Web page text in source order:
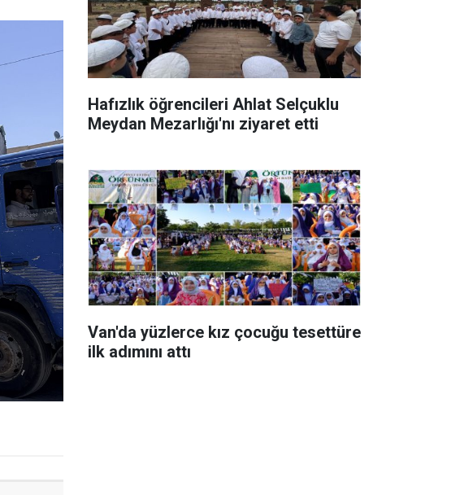
Hafızlık öğrencileri Ahlat Selçuklu
Meydan Mezarlığı'nı ziyaret etti
Van'da yüzlerce kız çocuğu tesettüre
ilk adımını attı